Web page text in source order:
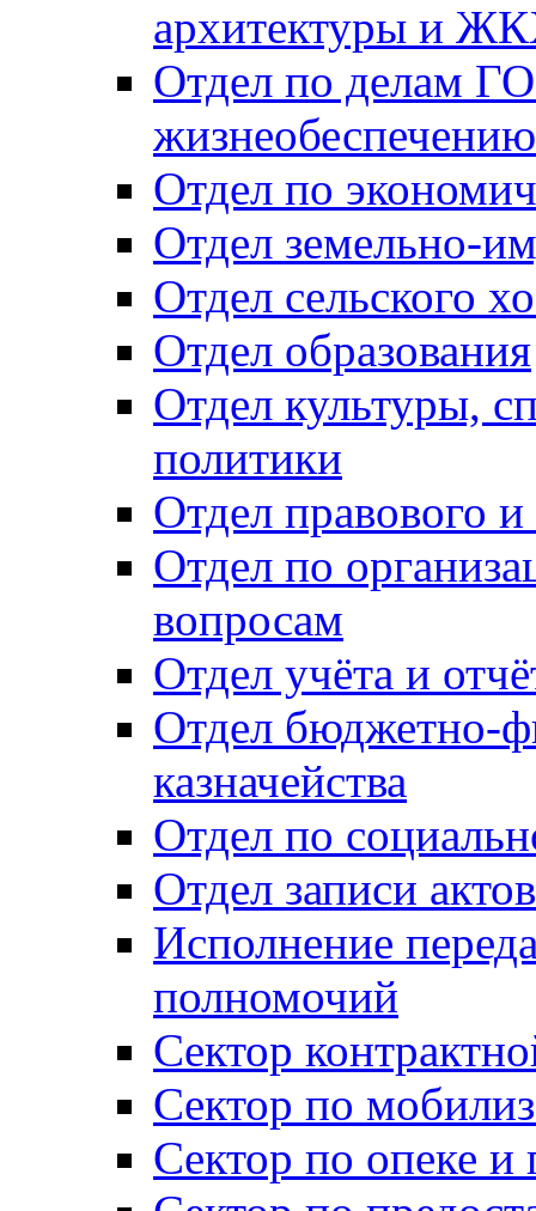
архитектуры и
Отдел по делам
Отдел по
Отдел земельно-
Отдел сельского
Отдел образования
Отдел культуры,
политики
Отдел правового
Отдел по
вопросам
Отдел учёта и
Отдел бюджетно-
казначейства
Отдел по
Отдел записи
Исполнение
полномочий
Сектор
Сектор по
Сектор по опеке и